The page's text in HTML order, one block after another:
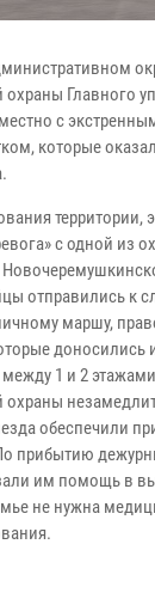
Главного
с
которые
территории,
с одной из
отправились к
маршу,
доносились
1 и 2
охраны
обеспечили
прибытию
им помощь в
не нужна